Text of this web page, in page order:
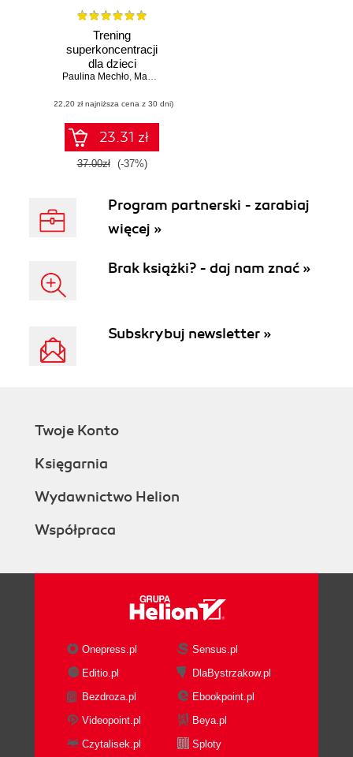
Trening
superkoncentracji
dla dzieci
Paulina Mechło, Magdalena Karpińska
(22,20 zł najniższa cena z 30 dni)
23.31 zł
37.00zł (-37%)
Program partnerski - zarabiaj
więcej »
Brak książki? - daj nam znać »
Subskrybuj newsletter »
Twoje Konto
Księgarnia
Wydawnictwo Helion
Współpraca
Onepress.pl
Sensus.pl
Editio.pl
DlaBystrzakow.pl
Bezdroza.pl
Ebookpoint.pl
Videopoint.pl
Beya.pl
Czytalisek.pl
Sploty